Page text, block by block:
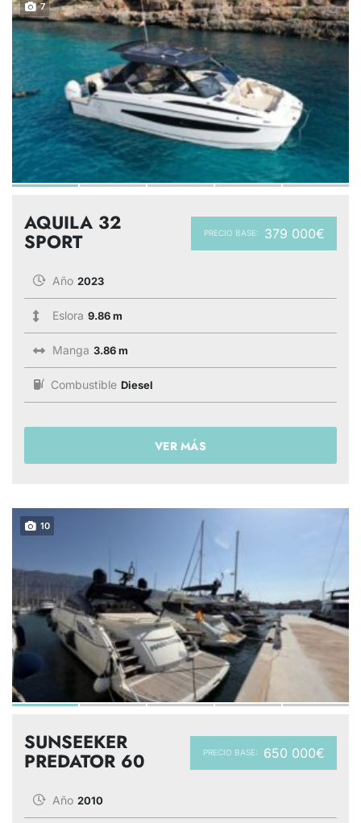
7
PRECIO BASE: 379 000€
AQUILA 32
SPORT
Año 2023
Eslora 9.86 m
Manga 3.86 m
Combustible Diesel
VER MÁS
10
PRECIO BASE: 650 000€
SUNSEEKER
PREDATOR 60
Año 2010